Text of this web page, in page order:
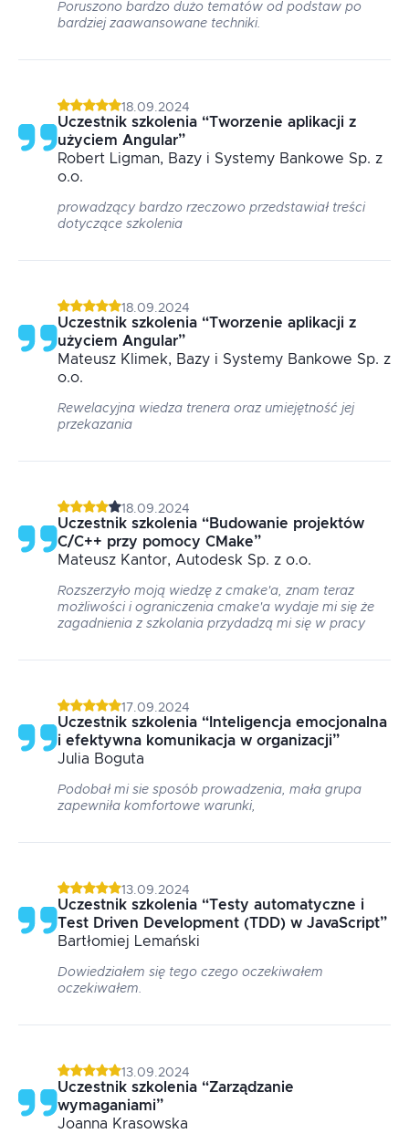
Poruszono bardzo dużo tematów od podstaw po
bardziej zaawansowane techniki.
18.09.2024
Uczestnik szkolenia “Tworzenie aplikacji z
użyciem Angular”
Robert Ligman, Bazy i Systemy Bankowe Sp. z
o.o.
prowadzący bardzo rzeczowo przedstawiał treści
dotyczące szkolenia
18.09.2024
Uczestnik szkolenia “Tworzenie aplikacji z
użyciem Angular”
Mateusz Klimek, Bazy i Systemy Bankowe Sp. z
o.o.
Rewelacyjna wiedza trenera oraz umiejętność jej
przekazania
18.09.2024
Uczestnik szkolenia “Budowanie projektów
C/C++ przy pomocy CMake”
Mateusz Kantor, Autodesk Sp. z o.o.
Rozszerzyło moją wiedzę z cmake'a, znam teraz
możliwości i ograniczenia cmake'a wydaje mi się że
zagadnienia z szkolania przydadzą mi się w pracy
17.09.2024
Uczestnik szkolenia “ Inteligencja emocjonalna
i efektywna komunikacja w organizacji”
Julia Boguta
Podobał mi sie sposób prowadzenia, mała grupa
zapewniła komfortowe warunki,
13.09.2024
Uczestnik szkolenia “Testy automatyczne i
Test Driven Development (TDD) w JavaScript”
Bartłomiej Lemański
Dowiedziałem się tego czego oczekiwałem
oczekiwałem.
13.09.2024
Uczestnik szkolenia “Zarządzanie
wymaganiami”
Joanna Krasowska